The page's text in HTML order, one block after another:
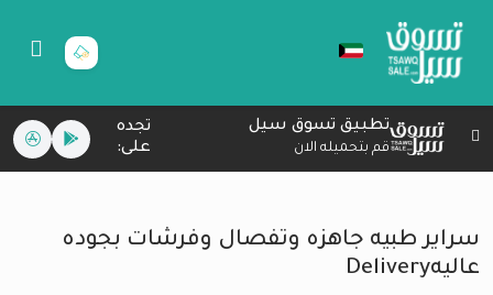
تطبيق تسوق سيل
قم بتحميله الان
تجده
على:
سراير طبيه جاهزه وتفصال وفرشات بجوده
عاليهDelivery